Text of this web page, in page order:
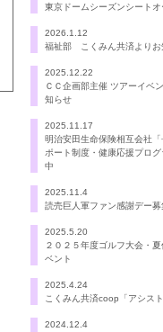
東京ドームシーズンシート
2026.1.12
福祉部 こくみん共済よりお
2025.12.22
ＣＣ企画部主催 ツアーイベ
知らせ
2025.11.17
明治安田生命保険相互会社
ポート制度・健康応援プロ
中
2025.11.4
読売巨人軍ファン感謝デー募
2025.5.20
２０２５年度ゴルフ大会・夏
ベント
2025.4.24
こくみん共済coop「アシス
2024.12.4